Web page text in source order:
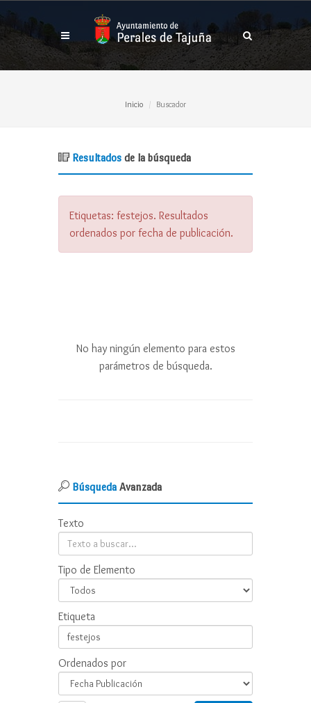
Inicio Buscador
Resultados de la búsqueda
Etiquetas: festejos. Resultados
ordenados por fecha de publicación.
No hay ningún elemento para estos
parámetros de búsqueda.
Búsqueda Avanzada
Texto
Tipo de Elemento
Etiqueta
Ordenados por